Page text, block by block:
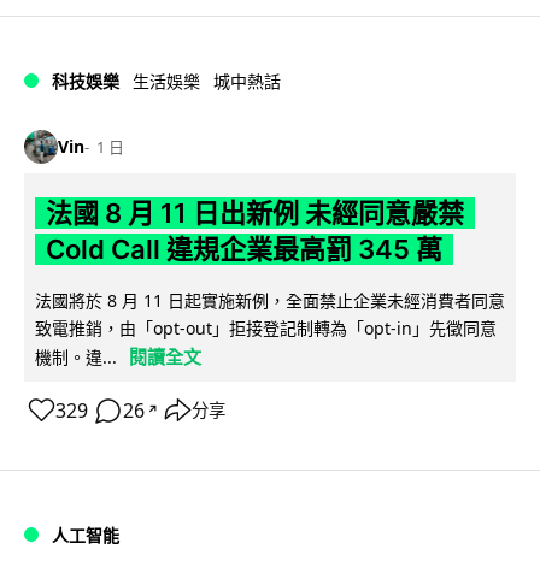
科技娛樂 生活娛樂 城中熱話
Vin 1 日
法國 8 月 11 日出新例 未經同意嚴禁
Cold Call 違規企業最高罰 345 萬
法國將於 8 月 11 日起實施新例，全面禁止企業未經消費者同意
致電推銷，由「opt-out」拒接登記制轉為「opt-in」先徵同意
機制。違...
閱讀全文
329 26 ↗ 分享
人工智能